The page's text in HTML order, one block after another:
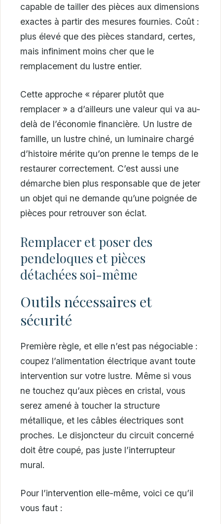
capable de tailler des pièces aux dimensions
exactes à partir des mesures fournies. Coût :
plus élevé que des pièces standard, certes,
mais infiniment moins cher que le
remplacement du lustre entier.
Cette approche « réparer plutôt que
remplacer » a d’ailleurs une valeur qui va au-
delà de l’économie financière. Un lustre de
famille, un lustre chiné, un luminaire chargé
d’histoire mérite qu’on prenne le temps de le
restaurer correctement. C’est aussi une
démarche bien plus responsable que de jeter
un objet qui ne demande qu’une poignée de
pièces pour retrouver son éclat.
Remplacer et poser des
pendeloques et pièces
détachées soi-même
Outils nécessaires et
sécurité
Première règle, et elle n’est pas négociable :
coupez l’alimentation électrique avant toute
intervention sur votre lustre. Même si vous
ne touchez qu’aux pièces en cristal, vous
serez amené à toucher la structure
métallique, et les câbles électriques sont
proches. Le disjoncteur du circuit concerné
doit être coupé, pas juste l’interrupteur
mural.
Pour l’intervention elle-même, voici ce qu’il
vous faut :